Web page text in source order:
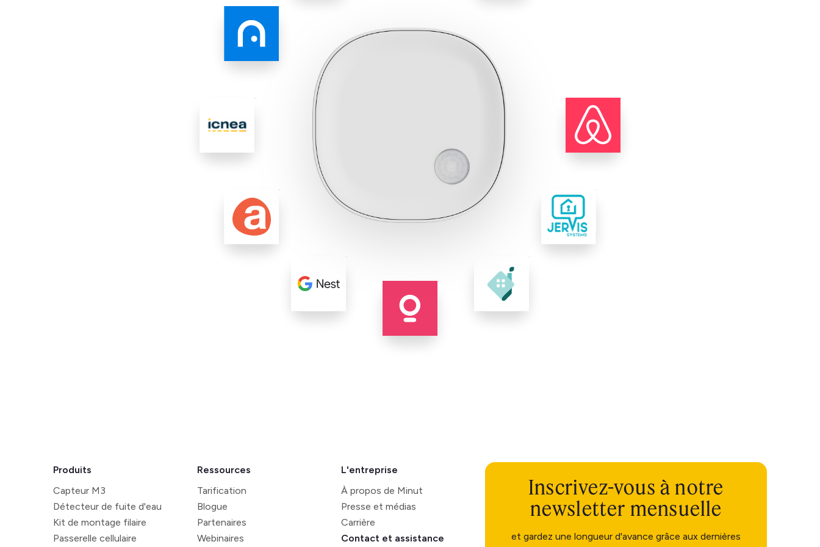
Produits
Capteur M3
Détecteur de fuite d'eau
Kit de montage filaire
Passerelle cellulaire
Ressources
Tarification
Blogue
Partenaires
Webinaires
L'entreprise
À propos de Minut
Presse et médias
Carrière
Contact et assistance
Inscrivez-vous à notre
newsletter mensuelle
et gardez une longueur d'avance grâce aux dernières